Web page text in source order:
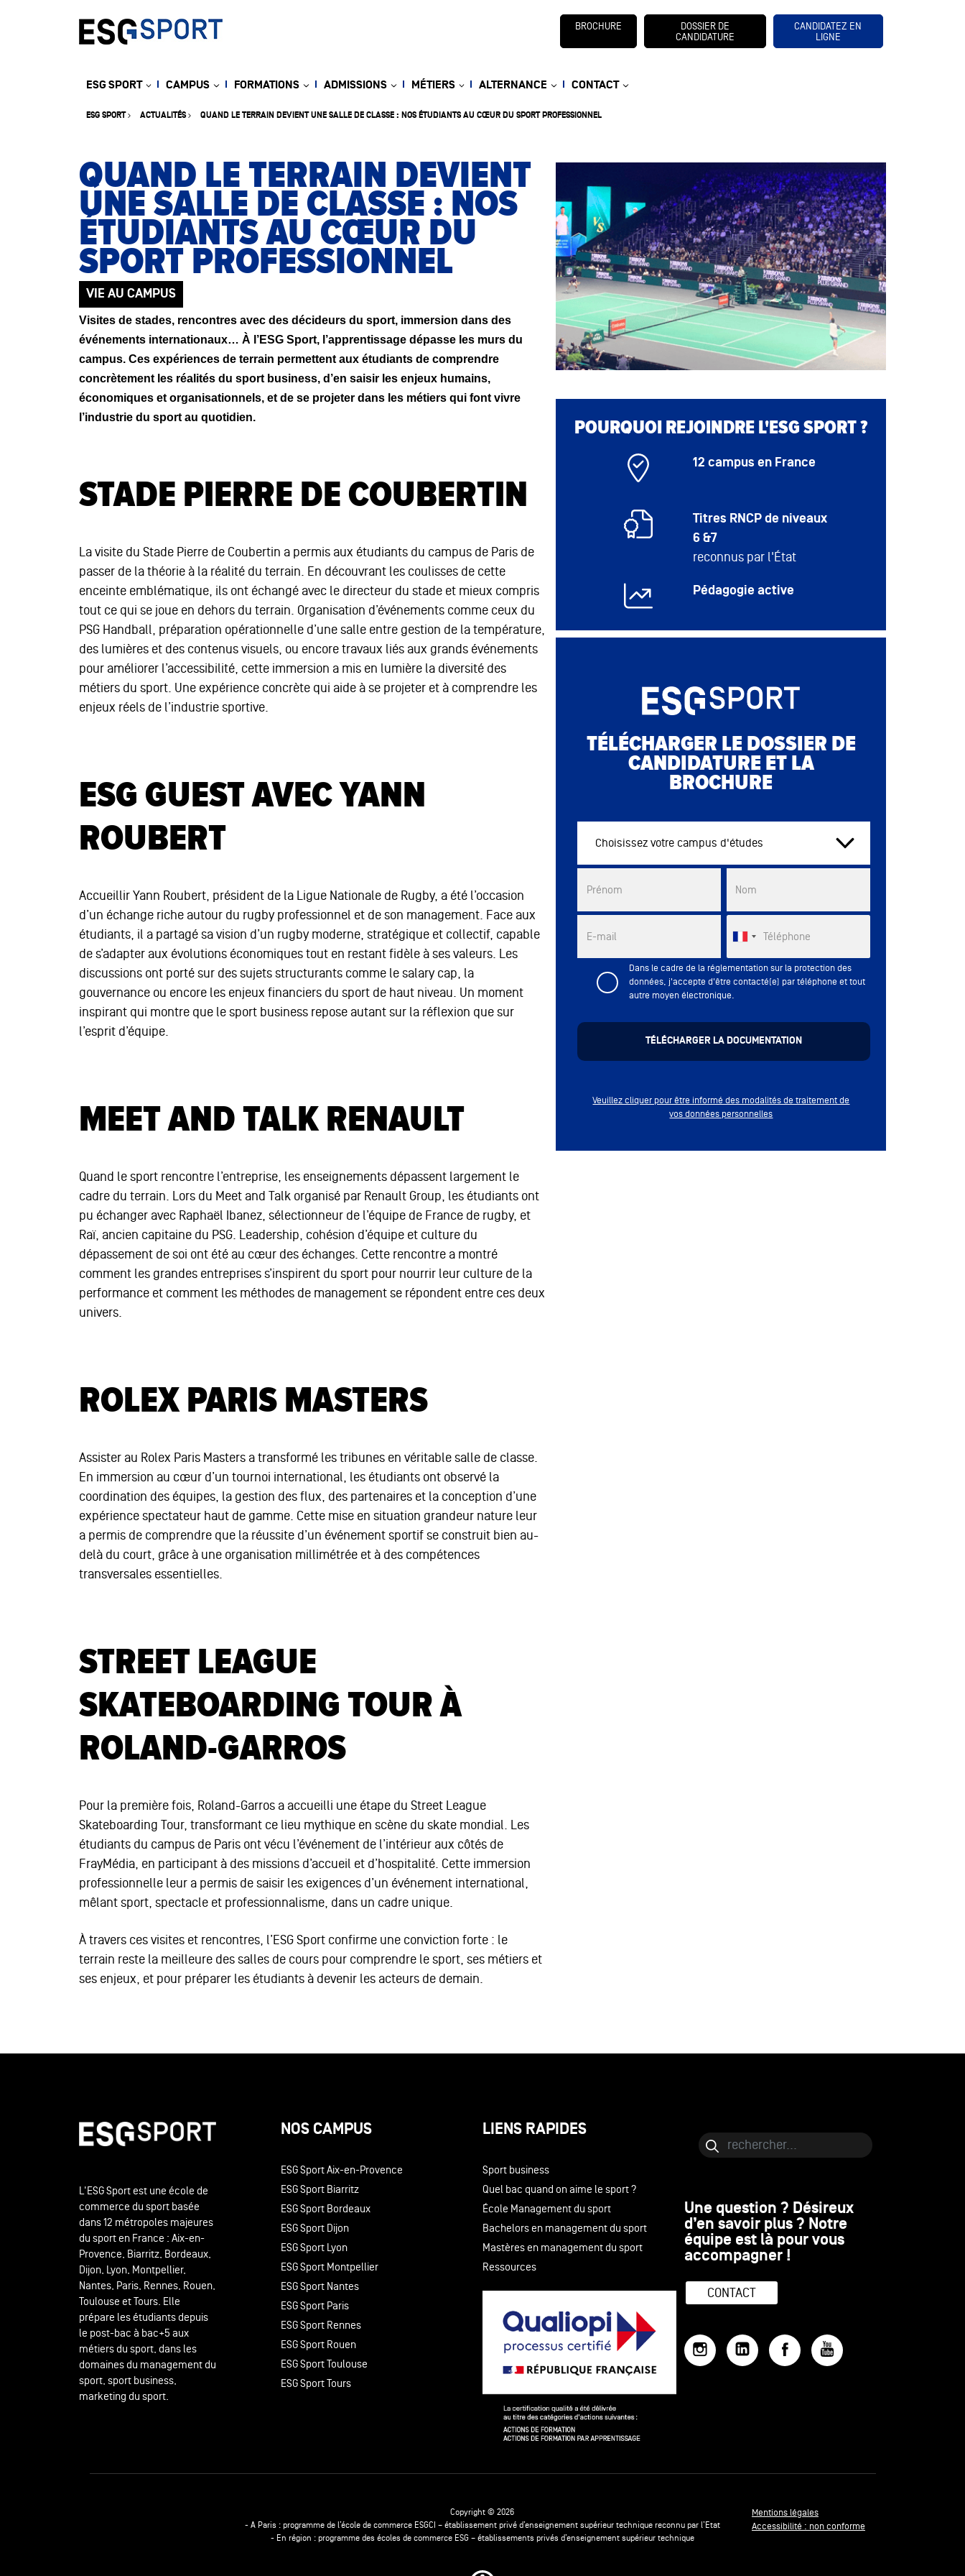
ESG SPORT ACTUALITÉS QUAND LE TERRAIN DEVIENT UNE SALLE DE CLASSE : NOS ÉTUDIANTS AU CŒUR DU SPORT PROFESSIONNEL
QUAND LE TERRAIN DEVIENT
UNE SALLE DE CLASSE : NOS
ÉTUDIANTS AU CŒUR DU
SPORT PROFESSIONNEL
VIE AU CAMPUS
Visites de stades, rencontres avec des décideurs du sport, immersion dans des
événements internationaux… À l’ESG Sport, l’apprentissage dépasse les murs du
campus. Ces expériences de terrain permettent aux étudiants de comprendre
concrètement les réalités du sport business, d’en saisir les enjeux humains,
économiques et organisationnels, et de se projeter dans les métiers qui font vivre
l’industrie du sport au quotidien.
STADE PIERRE DE COUBERTIN
La visite du Stade Pierre de Coubertin a permis aux étudiants du campus de Paris de
passer de la théorie à la réalité du terrain. En découvrant les coulisses de cette
enceinte emblématique, ils ont échangé avec le directeur du stade et mieux compris
tout ce qui se joue en dehors du terrain. Organisation d’événements comme ceux du
PSG Handball, préparation opérationnelle d’une salle entre gestion de la température,
des lumières et des contenus visuels, ou encore travaux liés aux grands événements
pour améliorer l’accessibilité, cette immersion a mis en lumière la diversité des
métiers du sport. Une expérience concrète qui aide à se projeter et à comprendre les
enjeux réels de l’industrie sportive.
ESG GUEST AVEC YANN
ROUBERT
Accueillir Yann Roubert, président de la Ligue Nationale de Rugby, a été l’occasion
d’un échange riche autour du rugby professionnel et de son management. Face aux
étudiants, il a partagé sa vision d’un rugby moderne, stratégique et collectif, capable
de s’adapter aux évolutions économiques tout en restant fidèle à ses valeurs. Les
discussions ont porté sur des sujets structurants comme le salary cap, la
gouvernance ou encore les enjeux financiers du sport de haut niveau. Un moment
inspirant qui montre que le sport business repose autant sur la réflexion que sur
l’esprit d’équipe.
MEET AND TALK RENAULT
Quand le sport rencontre l’entreprise, les enseignements dépassent largement le
cadre du terrain. Lors du Meet and Talk organisé par Renault Group, les étudiants ont
pu échanger avec Raphaël Ibanez, sélectionneur de l’équipe de France de rugby, et
Raï, ancien capitaine du PSG. Leadership, cohésion d’équipe et culture du
dépassement de soi ont été au cœur des échanges. Cette rencontre a montré
comment les grandes entreprises s’inspirent du sport pour nourrir leur culture de la
performance et comment les méthodes de management se répondent entre ces deux
univers.
ROLEX PARIS MASTERS
Assister au Rolex Paris Masters a transformé les tribunes en véritable salle de classe.
En immersion au cœur d’un tournoi international, les étudiants ont observé la
coordination des équipes, la gestion des flux, des partenaires et la conception d’une
expérience spectateur haut de gamme. Cette mise en situation grandeur nature leur
a permis de comprendre que la réussite d’un événement sportif se construit bien au-
delà du court, grâce à une organisation millimétrée et à des compétences
transversales essentielles.
STREET LEAGUE
SKATEBOARDING TOUR À
ROLAND-GARROS
Pour la première fois, Roland-Garros a accueilli une étape du Street League
Skateboarding Tour, transformant ce lieu mythique en scène du skate mondial. Les
étudiants du campus de Paris ont vécu l’événement de l’intérieur aux côtés de
FrayMédia, en participant à des missions d’accueil et d’hospitalité. Cette immersion
professionnelle leur a permis de saisir les exigences d’un événement international,
mêlant sport, spectacle et professionnalisme, dans un cadre unique.
À travers ces visites et rencontres, l’ESG Sport confirme une conviction forte : le
terrain reste la meilleure des salles de cours pour comprendre le sport, ses métiers et
ses enjeux, et pour préparer les étudiants à devenir les acteurs de demain.
POURQUOI REJOINDRE L'ESG SPORT ?
12 campus en France
Titres RNCP de niveaux
6 &7
reconnus par l'État
Pédagogie active
TÉLÉCHARGER LE DOSSIER DE
CANDIDATURE ET LA
BROCHURE
Choisissez votre campus d'études
Prénom Nom
E-mail Téléphone
Dans le cadre de la réglementation sur la protection des
données, j'accepte d'être contacté(e) par téléphone et tout
autre moyen électronique.
Veuillez cliquer pour être informé des modalités de traitement de
vos données personnelles
BROCHURE
DOSSIER DE
CANDIDATURE
CANDIDATEZ EN
LIGNE
ESG SPORT CAMPUS FORMATIONS ADMISSIONS MÉTIERS ALTERNANCE CONTACT
L'ESG Sport est une école de
commerce du sport basée
dans 12 métropoles majeures
du sport en France : Aix-en-
Provence, Biarritz, Bordeaux,
Dijon, Lyon, Montpellier,
Nantes, Paris, Rennes, Rouen,
Toulouse et Tours. Elle
prépare les étudiants depuis
le post-bac à bac+5 aux
métiers du sport, dans les
domaines du management du
sport, sport business,
marketing du sport.
NOS CAMPUS
ESG Sport Aix-en-Provence
ESG Sport Biarritz
ESG Sport Bordeaux
ESG Sport Dijon
ESG Sport Lyon
ESG Sport Montpellier
ESG Sport Nantes
ESG Sport Paris
ESG Sport Rennes
ESG Sport Rouen
ESG Sport Toulouse
ESG Sport Tours
LIENS RAPIDES
Sport business
Quel bac quand on aime le sport ?
École Management du sport
Bachelors en management du sport
Mastères en management du sport
Ressources
Une question ? Désireux
d’en savoir plus ? Notre
équipe est là pour vous
accompagner !
CONTACT
Copyright © 2026
- A Paris : programme de l’école de commerce ESGCI – établissement privé d’enseignement supérieur technique reconnu par l’Etat
- En région : programme des écoles de commerce ESG – établissements privés d’enseignement supérieur technique
Mentions légales
Accessibilité : non conforme